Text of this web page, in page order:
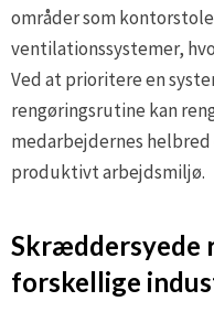
områder som
ventilationssystemer,
Ved at prioritere en
rengøringsrutine kan
medarbejdernes
produktivt arbejdsmiljø.
Skræddersyede
forskellige